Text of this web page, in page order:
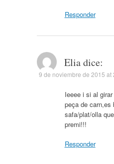
Responder
Elia dice:
9 de noviembre de 2015 at
Ieeee i si al
peça de carn,es
safa/plat/olla
premi!!!
Responder